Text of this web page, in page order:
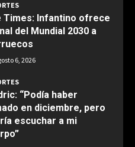
fritos en
de aire
de alcachofas
Times: Infantino ofrece
del Mundial 2030 a
6, 2026
“Podía haber
en diciembre, pero
escuchar a mi